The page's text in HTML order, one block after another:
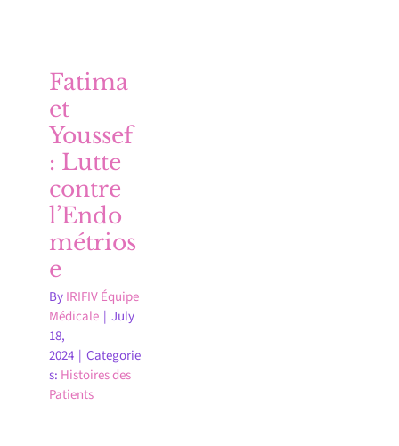
Fatima
et
Youssef
: Lutte
contre
l’Endo
métrios
e
ByIRIFIV Équipe
Médicale | July
18,
2024 | Categorie
s: Histoires des
Patients